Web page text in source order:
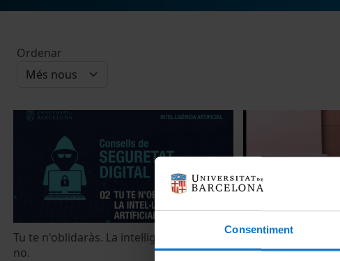
Consentiment
Ordenar
Tu te n'oblidaràs. La intel·ligència artificial,
no.
The new
University